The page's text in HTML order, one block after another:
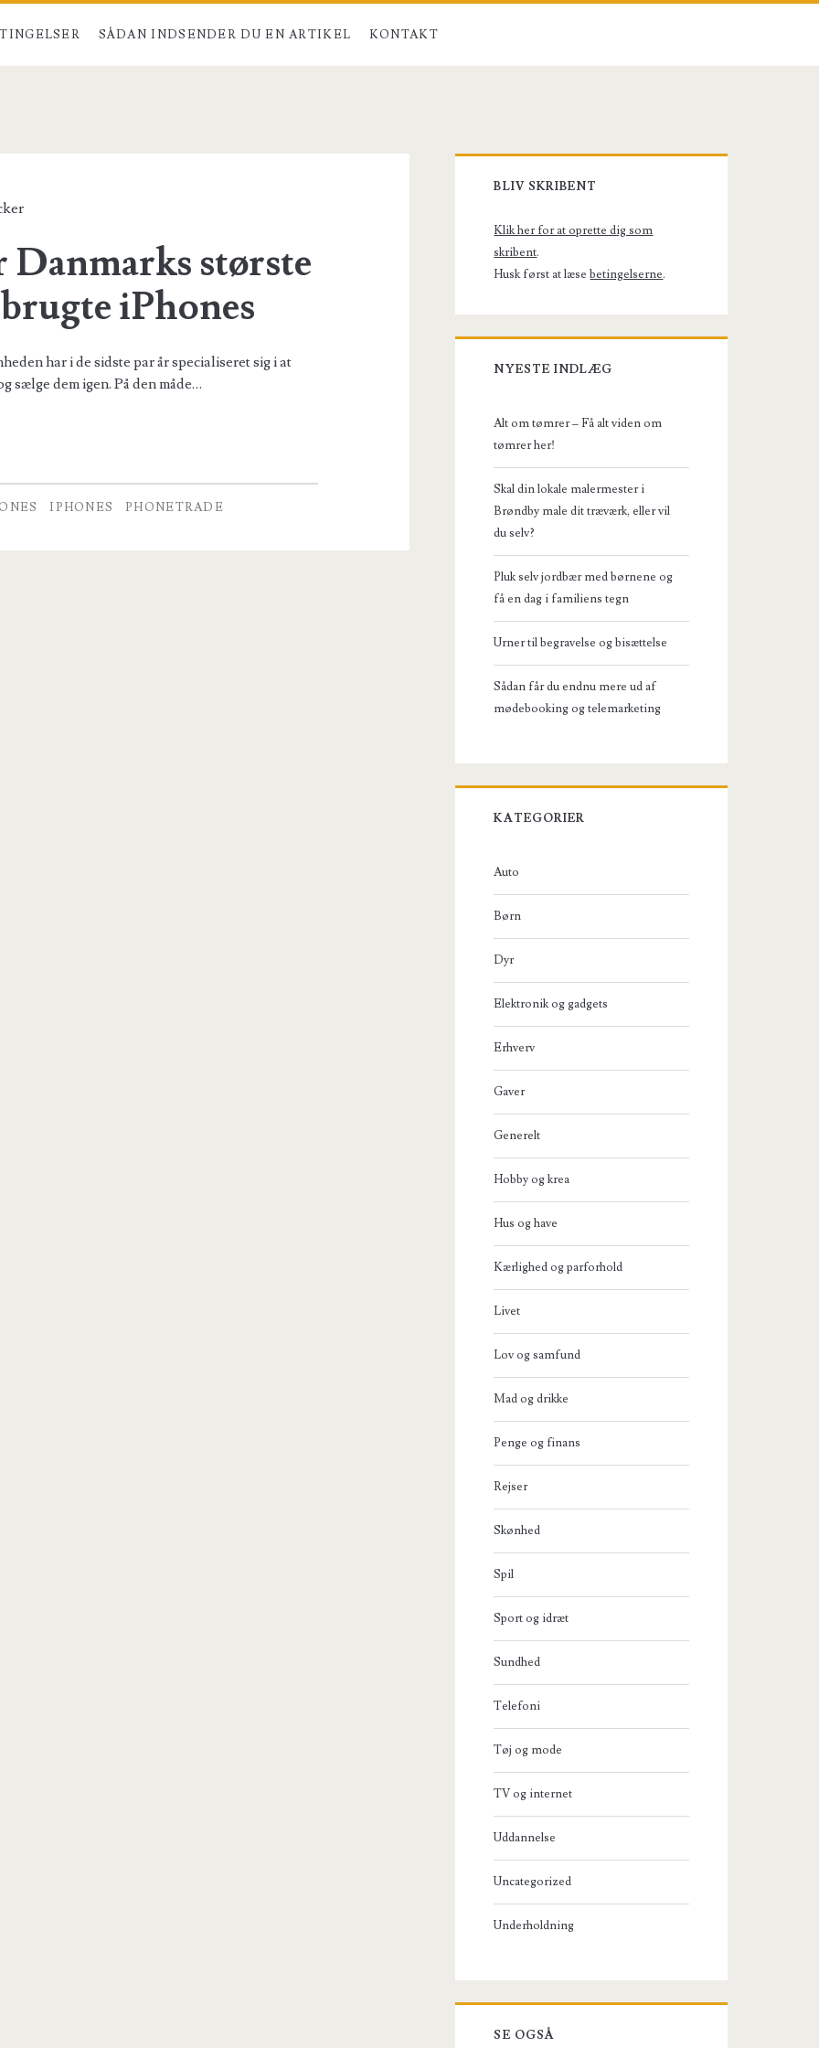
SÅDAN INDSENDER DU EN ARTIKEL KONTAKT
Danmarks største
iPhones
har i de sidste par år specialiseret sig i at
sælge dem igen. På den måde…
IPHONES PHONETRADE
Primary
Sidebar
BLIV SKRIBENT
Klik her for at oprette dig som
skribent.
Husk først at læsebetingelserne.
NYESTE INDLÆG
Alt om tømrer – Få alt viden om
tømrer her!
Skal din lokale malermester i
Brøndby male dit træværk, eller vil
du selv?
Pluk selv jordbær med børnene og
få en dag i familiens tegn
Urner til begravelse og bisættelse
Sådan får du endnu mere ud af
mødebooking og telemarketing
KATEGORIER
Auto
Børn
Dyr
Elektronik og gadgets
Erhverv
Gaver
Generelt
Hobby og krea
Hus og have
Kærlighed og parforhold
Livet
Lov og samfund
Mad og drikke
Penge og finans
Rejser
Skønhed
Spil
Sport og idræt
Sundhed
Telefoni
Tøj og mode
TV og internet
Uddannelse
Uncategorized
Underholdning
SE OGSÅ